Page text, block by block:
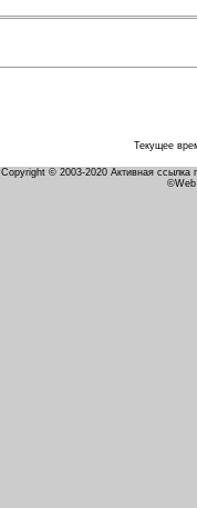
Текущее
Copyright © 2003-2020 Активная ссылка